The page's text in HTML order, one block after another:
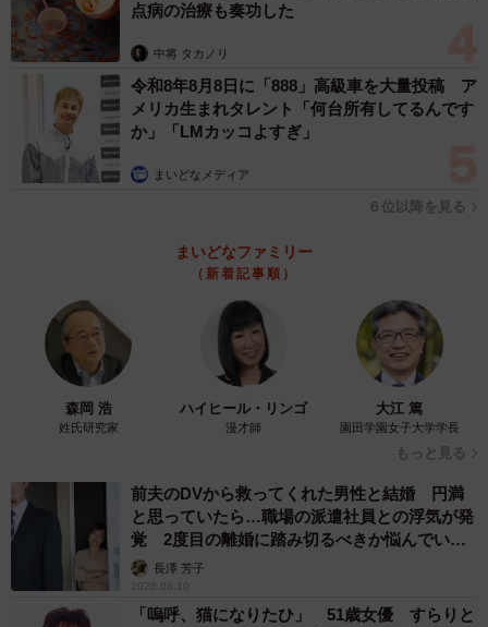
点病の治療も奏功した
中将 タカノリ
令和8年8月8日に「888」高級車を大量投稿 ア
メリカ生まれタレント「何台所有してるんです
か」「LMカッコよすぎ」
まいどなメディア
６位以降を見る
まいどなファミリー
（新着記事順）
森岡 浩
姓氏研究家
ハイヒール・リンゴ
漫才師
大江 篤
園田学園女子大学学長
もっと見る
前夫のDVから救ってくれた男性と結婚 円満
と思っていたら…職場の派遣社員との浮気が発
覚 2度目の離婚に踏み切るべきか悩んでいま
す【夫婦関係修復カウンセラーが解説】
長澤 芳子
2026.08.10
「嗚呼、猫になりたひ」 51歳女優 すらりと